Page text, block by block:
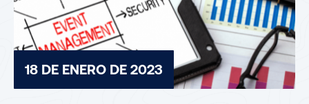
18 DE ENERO DE 2023